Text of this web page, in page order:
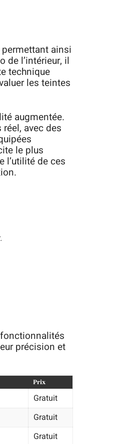
ainsi
de l’intérieur, il
technique
les teintes
augmentée.
avec des
le plus
l’utilité de ces
précision et
Prix
Gratuit
Gratuit
Gratuit